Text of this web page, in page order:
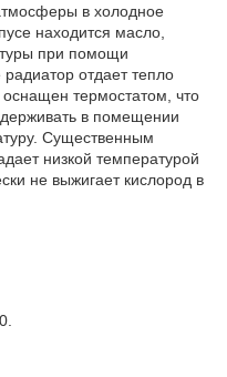
в холодное
находится масло,
при помощи
отдает тепло
термостатом, что
в помещении
Существенным
низкой температурой
не выжигает кислород в